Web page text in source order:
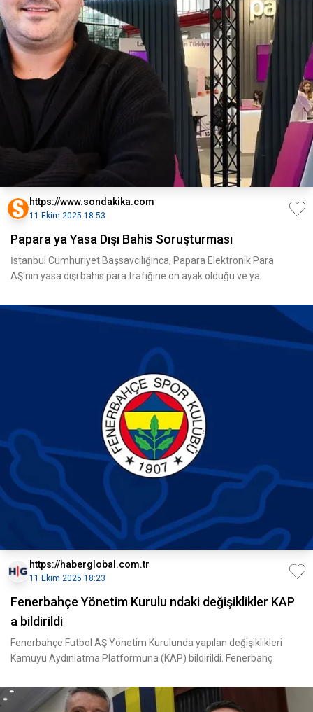
https://www.sondakika.com
11 Ekim 2025 18:53
Papara ya Yasa Dışı Bahis Soruşturması
İstanbul Cumhuriyet Başsavcılığınca, Papara Elektronik Para
AŞ'nin yasa dışı bahis para trafiğine ön ayak olduğu ve ya
https://haberglobal.com.tr
11 Ekim 2025 18:23
Fenerbahçe Yönetim Kurulu ndaki değişiklikler KAP
a bildirildi
Fenerbahçe Futbol AŞ Yönetim Kurulunda yapılan değişiklikleri
Kamuyu Aydınlatma Platformuna (KAP) bildirildi. Fenerbahç